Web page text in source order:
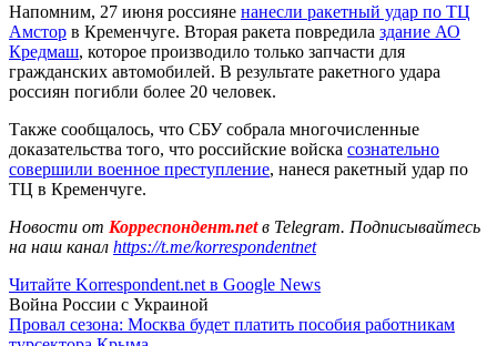
Напомним, 27 июня россияне нанесли ракетный удар по ТЦ
Амстор в Кременчуге. Вторая ракета повредила здание АО
Кредмаш, которое производило только запчасти для
гражданских автомобилей. В результате ракетного удара
россиян погибли более 20 человек.
Также сообщалось, что СБУ собрала многочисленные
доказательства того, что российские войска сознательно
совершили военное преступление, нанеся ракетный удар по
ТЦ в Кременчуге.
Новости от Корреспондент.netв Telegram. Подписывайтесь
на наш канал https://t.me/korrespondentnet
Читайте Korrespondent.net в Google News
Война России с Украиной
Провал сезона: Москва будет платить пособия работникам